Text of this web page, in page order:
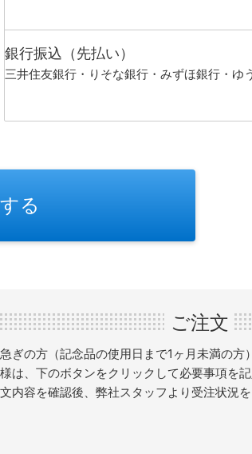
銀行振込（先払い）
三井住友銀行・りそな銀行・みずほ銀行・ゆ
る
ご注文
ぎの方（記念品の使用日まで1ヶ月未満の方
は、下のボタンをクリックして必要事項を
内容を確認後、弊社スタッフより受注状況を